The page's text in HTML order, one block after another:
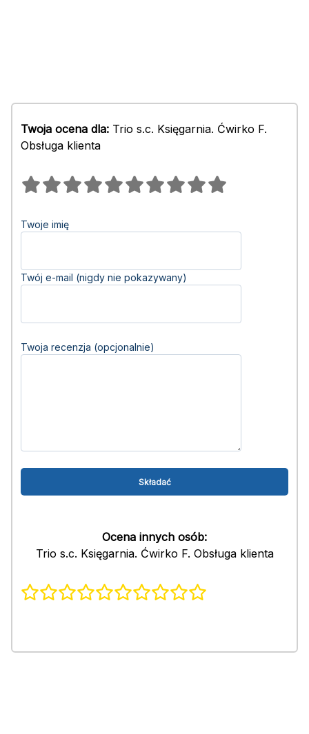
Twoja ocena dla: Trio s.c. Księgarnia. Ćwirko F.
Obsługa klienta
Twoje imię
Twój e-mail (nigdy nie pokazywany)
Twoja recenzja (opcjonalnie)
Ocena innych osób:
Trio s.c. Księgarnia. Ćwirko F. Obsługa klienta